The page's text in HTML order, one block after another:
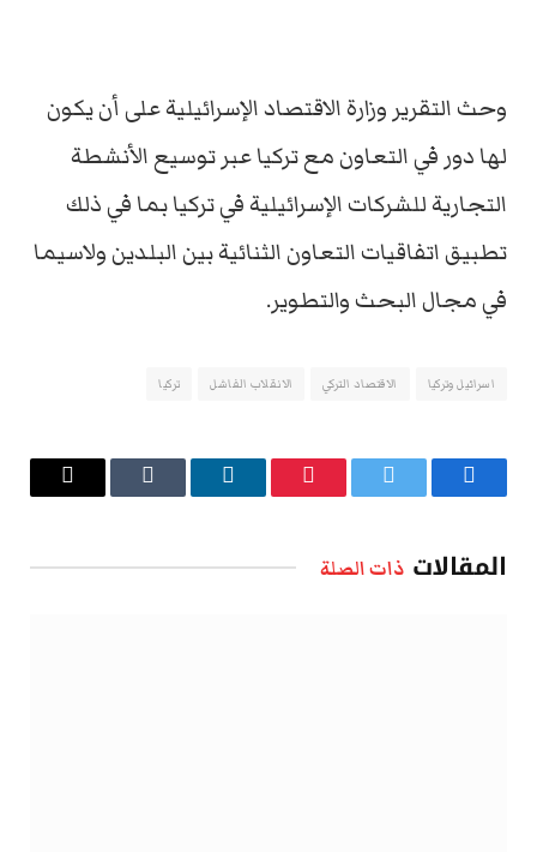
وحث التقرير وزارة الاقتصاد الإسرائيلية على أن يكون
لها دور في التعاون مع تركيا عبر توسيع الأنشطة
التجارية للشركات الإسرائيلية في تركيا بما في ذلك
تطبيق اتفاقيات التعاون الثنائية بين البلدين ولاسيما
في مجال البحث والتطوير.
اسرائيل وتركيا الاقتصاد التركي الانقلاب الفاشل تركيا
فيسبوك تويتر بينتيريستلينكدإن Tumblr
البريد
المقالات ذات الصلة